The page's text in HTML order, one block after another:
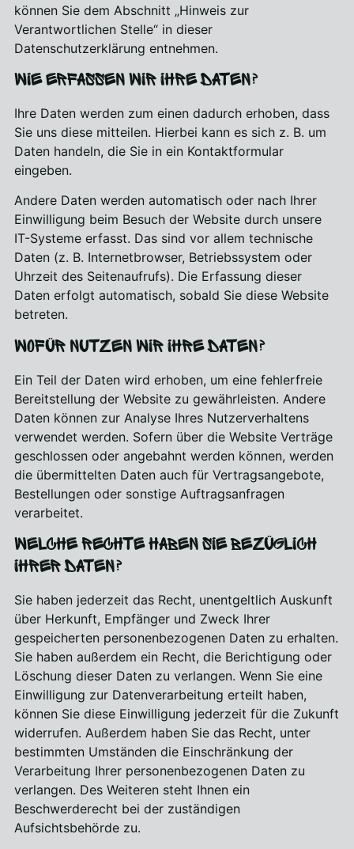
können Sie dem Abschnitt „Hinweis zur
Verantwortlichen Stelle“ in dieser
Datenschutzerklärung entnehmen.
Wie erfassen wir Ihre Daten?
Ihre Daten werden zum einen dadurch erhoben, dass
Sie uns diese mitteilen. Hierbei kann es sich z. B. um
Daten handeln, die Sie in ein Kontaktformular
eingeben.
Andere Daten werden automatisch oder nach Ihrer
Einwilligung beim Besuch der Website durch unsere
IT-Systeme erfasst. Das sind vor allem technische
Daten (z. B. Internetbrowser, Betriebssystem oder
Uhrzeit des Seitenaufrufs). Die Erfassung dieser
Daten erfolgt automatisch, sobald Sie diese Website
betreten.
Wofür nutzen wir Ihre Daten?
Ein Teil der Daten wird erhoben, um eine fehlerfreie
Bereitstellung der Website zu gewährleisten. Andere
Daten können zur Analyse Ihres Nutzerverhaltens
verwendet werden. Sofern über die Website Verträge
geschlossen oder angebahnt werden können, werden
die übermittelten Daten auch für Vertragsangebote,
Bestellungen oder sonstige Auftragsanfragen
verarbeitet.
Welche Rechte haben Sie bezüglich
Ihrer Daten?
Sie haben jederzeit das Recht, unentgeltlich Auskunft
über Herkunft, Empfänger und Zweck Ihrer
gespeicherten personenbezogenen Daten zu erhalten.
Sie haben außerdem ein Recht, die Berichtigung oder
Löschung dieser Daten zu verlangen. Wenn Sie eine
Einwilligung zur Datenverarbeitung erteilt haben,
können Sie diese Einwilligung jederzeit für die Zukunft
widerrufen. Außerdem haben Sie das Recht, unter
bestimmten Umständen die Einschränkung der
Verarbeitung Ihrer personenbezogenen Daten zu
verlangen. Des Weiteren steht Ihnen ein
Beschwerderecht bei der zuständigen
Aufsichtsbehörde zu.